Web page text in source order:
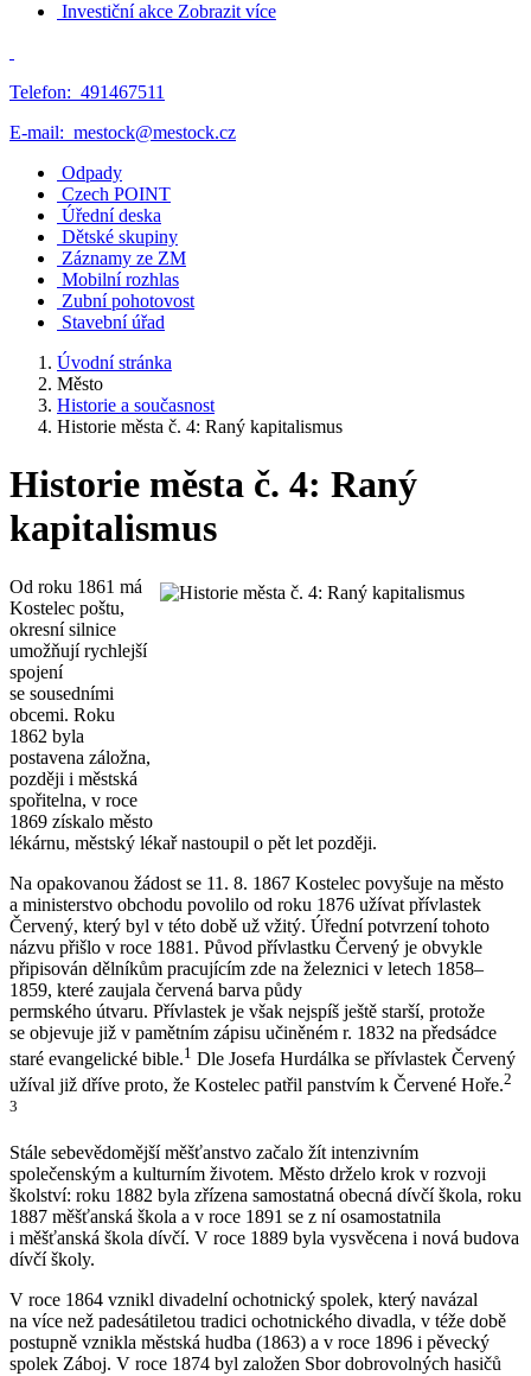
Investiční akce Zobrazit více
Telefon: 491467511
E-mail: mestock@mestock.cz
Odpady
Czech POINT
Úřední deska
Dětské skupiny
Záznamy ze ZM
Mobilní rozhlas
Zubní pohotovost
Stavební úřad
Úvodní stránka
Město
Historie a současnost
Historie města č. 4: Raný kapitalismus
Historie města č. 4: Raný
kapitalismus
Od roku 1861 má
Kostelec poštu,
okresní silnice
umožňují rychlejší
spojení
se sousedními
obcemi. Roku
1862 byla
postavena záložna,
později i městská
spořitelna, v roce
1869 získalo město
lékárnu, městský lékař nastoupil o pět let později.
Na opakovanou žádost se 11. 8. 1867 Kostelec povyšuje na město
a ministerstvo obchodu povolilo od roku 1876 užívat přívlastek
Červený, který byl v této době už vžitý. Úřední potvrzení tohoto
názvu přišlo v roce 1881. Původ přívlastku Červený je obvykle
připisován dělníkům pracujícím zde na železnici v letech 1858–
1859, které zaujala červená barva půdy
permského útvaru. Přívlastek je však nejspíš ještě starší, protože
se objevuje již v pamětním zápisu učiněném r. 1832 na předsádce
staré evangelické bible.1 Dle Josefa Hurdálka se přívlastek Červený
užíval již dříve proto, že Kostelec patřil panstvím k Červené Hoře.2
3
Stále sebevědomější měšťanstvo začalo žít intenzivním
společenským a kulturním životem. Město drželo krok v rozvoji
školství: roku 1882 byla zřízena samostatná obecná dívčí škola, roku
1887 měšťanská škola a v roce 1891 se z ní osamostatnila
i měšťanská škola dívčí. V roce 1889 byla vysvěcena i nová budova
dívčí školy.
V roce 1864 vznikl divadelní ochotnický spolek, který navázal
na více než padesátiletou tradici ochotnického divadla, v téže době
postupně vznikla městská hudba (1863) a v roce 1896 i pěvecký
spolek Záboj. V roce 1874 byl založen Sbor dobrovolných hasičů